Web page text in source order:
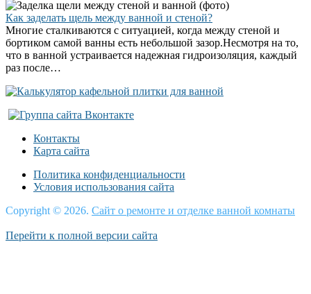
Как заделать щель между ванной и стеной?
Многие сталкиваются с ситуацией, когда между стеной и
бортиком самой ванны есть небольшой зазор.Несмотря на то,
что в ванной устраивается надежная гидроизоляция, каждый
раз после…
Контакты
Карта сайта
Политика конфиденциальности
Условия использования сайта
Copyright © 2026. Сайт о ремонте и отделке ванной комнаты
Перейти к полной версии сайта